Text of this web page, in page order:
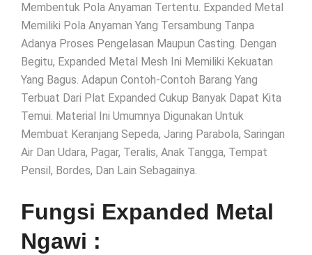
Membentuk Pola Anyaman Tertentu. Expanded Metal
Memiliki Pola Anyaman Yang Tersambung Tanpa
Adanya Proses Pengelasan Maupun Casting. Dengan
Begitu, Expanded Metal Mesh Ini Memiliki Kekuatan
Yang Bagus. Adapun Contoh-Contoh Barang Yang
Terbuat Dari Plat Expanded Cukup Banyak Dapat Kita
Temui. Material Ini Umumnya Digunakan Untuk
Membuat Keranjang Sepeda, Jaring Parabola, Saringan
Air Dan Udara, Pagar, Teralis, Anak Tangga, Tempat
Pensil, Bordes, Dan Lain Sebagainya.
Fungsi Expanded Metal
Ngawi :